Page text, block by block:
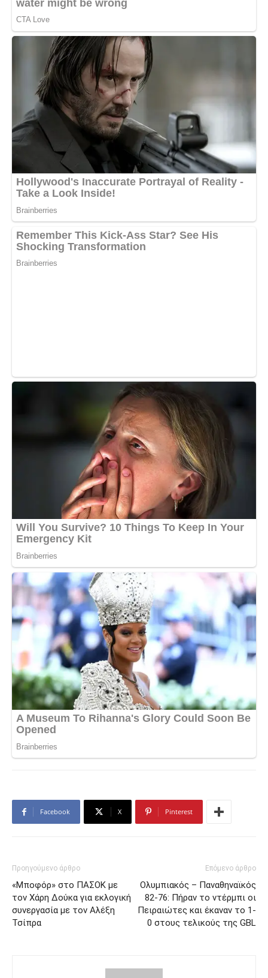
Facebook X Pinterest
Προηγούμενο άρθρο
«Μποφόρ» στο ΠΑΣΟΚ με
τον Χάρη Δούκα για εκλογική
συνεργασία με τον Αλέξη
Τσίπρα
Επόμενο άρθρο
Ολυμπιακός – Παναθηναϊκός
82-76: Πήραν το ντέρμπι οι
Πειραιώτες και έκαναν το 1-
0 στους τελικούς της GBL